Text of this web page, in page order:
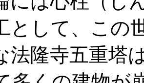
として、この
隆寺五重塔